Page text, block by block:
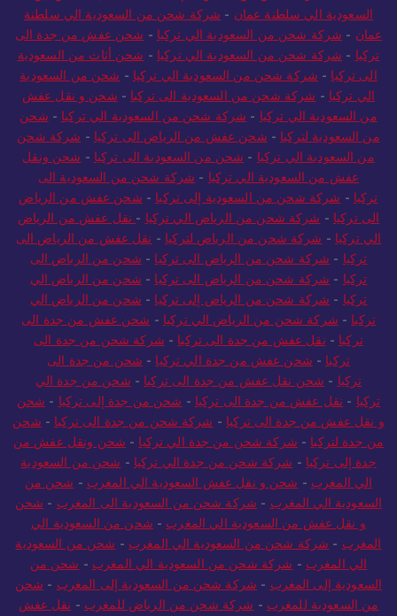
السعودية الي سلطنة عمان - شركة شحن من السعودية الي سلطنة
عمان - شركة شحن من السعودية الي تركيا - شحن عفش من جدة الى
تركيا - شركة شحن من السعودية الي تركيا - شحن أثاث من السعودية
الى تركيا - شركة شحن من السعودية الي تركيا - شحن من السعودية
الي تركيا - شركة شحن من السعودية الى تركيا - شحن و نقل عفش
من السعودية الي تركيا - شركة شحن من السعودية الي تركيا - شحن
من السعودية لتركيا - شحن عفش من الرياض الى تركيا - شركة شحن
من السعودية الي تركيا - شحن من السعودية الى تركيا - شحن ونقل
عفش من السعودية الي تركيا - شركة شحن من السعودية الى
تركيا - شركة شحن من السعودية إلى تركيا - شحن عفش من الرياض
الى تركيا - شركة شحن من الرياض الي تركيا - نقل عفش من الرياض
الي تركيا - شركة شحن من الرياض لتركيا - نقل عفش من الرياض الى
تركيا - شركة شحن من الرياض الى تركيا - شحن من الرياض الى
تركيا - شركة شحن من الرياض الى تركيا - شحن من الرياض الي
تركيا - شركة شحن من الرياض إلى تركيا - شحن من الرياض الي
تركيا - شركة شحن من الرياض الي تركيا - شحن عفش من جدة الى
تركيا - نقل عفش من جدة الى تركيا - شركة شحن من جدة الى
تركيا - شحن عفش من جدة الي تركيا - شحن من جدة الى
تركيا - شحن نقل عفش من جدة الى تركيا - شحن من جدة الي
تركيا - نقل عفش من جدة الى تركيا - شحن من جدة إلى تركيا - شحن
و نقل عفش من جدة الى تركيا - شركة شحن من جدة الى تركيا - شحن
من جدة لتركيا - شركة شحن من جدة الي تركيا - شحن ونقل عفش من
جدة إلى تركيا - شركة شحن من جدة الي تركيا - شحن من السعودية
الي المغرب - شحن و نقل عفش السعودية الي المغرب - شحن من
السعودية الي المغرب - شركة شحن من السعودية الى المغرب - شحن
و نقل عفش من السعودية الي المغرب - شحن من السعودية الي
المغرب - شركة شحن من السعودية الي المغرب - شحن من السعودية
الي المغرب - شركة شحن من السعودية الي المغرب - شحن من
السعودية إلى المغرب - شركة شحن من السعودية إلى المغرب - شحن
من السعودية للمغرب - شركة شحن من الرياض للمغرب - نقل عفش